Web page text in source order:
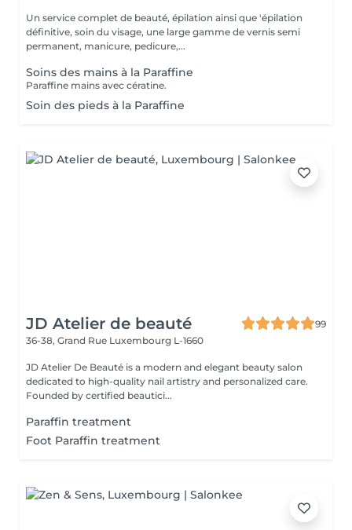
Un service complet de beauté, épilation ainsi que 'épilation
définitive, soin du visage, une large gamme de vernis semi
permanent, manicure, pedicure,...
Soins des mains à la Paraffine
Paraffine mains avec cératine.
Soin des pieds à la Paraffine
JD Atelier de beauté
99
36-38, Grand Rue Luxembourg L-1660
JD Atelier De Beauté is a modern and elegant beauty salon
dedicated to high-quality nail artistry and personalized care.
Founded by certified beautici...
Paraffin treatment
Foot Paraffin treatment